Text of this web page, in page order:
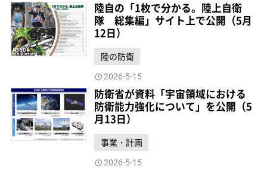
陸自の「1枚で分かる。陸上自衛
隊 総集編」サイト上で公開（5月
12日）
陸の防衛
2026-5-15
防衛省が資料「宇宙領域における
防衛能力強化について」を公開（5
月13日）
事業・計画
2026-5-15